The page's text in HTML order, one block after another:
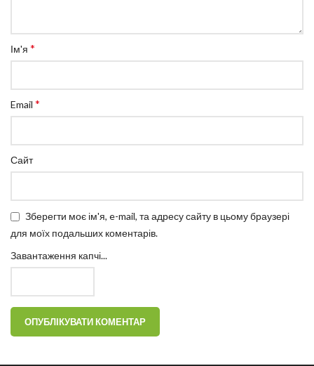
Ім'я *
Email *
Сайт
Зберегти моє ім'я, e-mail, та адресу сайту в цьому браузері
для моїх подальших коментарів.
Завантаження капчі...